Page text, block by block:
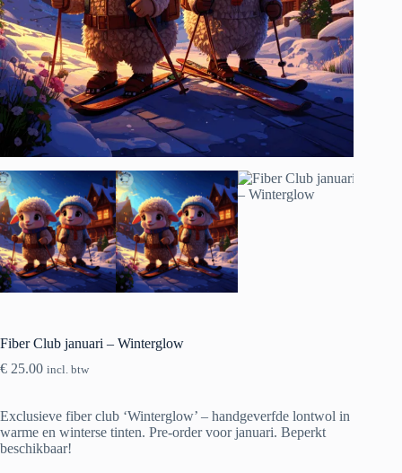
Fiber Club januari – Winterglow
€ 25.00 incl. btw
Exclusieve fiber club ‘Winterglow’ – handgeverfde lontwol in
warme en winterse tinten. Pre-order voor januari. Beperkt
beschikbaar!